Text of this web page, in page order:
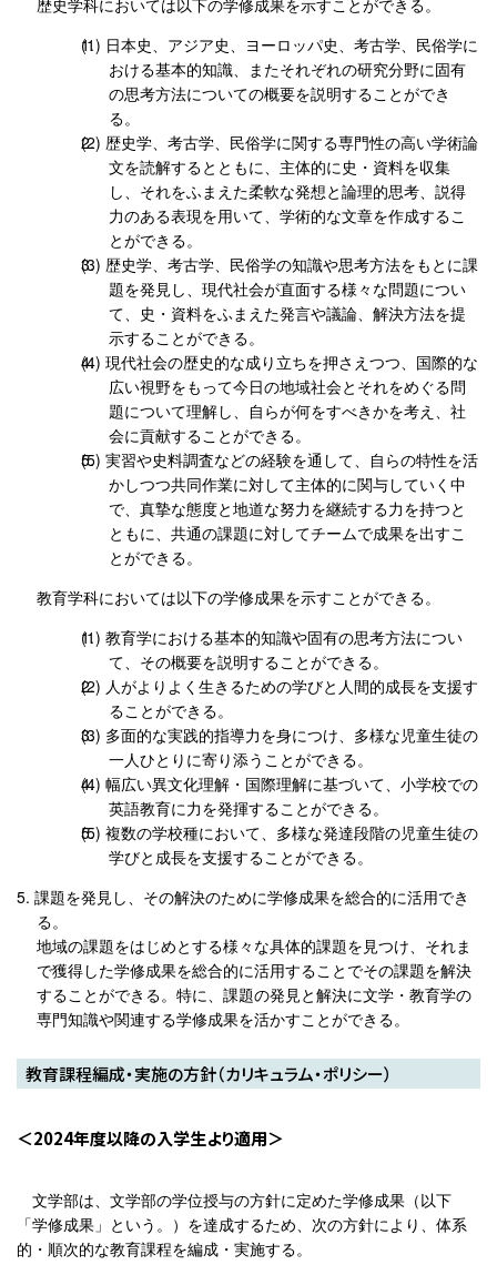
日本史、アジア史、ヨーロッパ史、考古学、民俗学に
おける基本的知識、またそれぞれの研究分野に固有
の思考方法についての概要を説明することができ
る。
歴史学、考古学、民俗学に関する専門性の高い学術論
文を読解するとともに、主体的に史・資料を収集
し、それをふまえた柔軟な発想と論理的思考、説得
力のある表現を用いて、学術的な文章を作成するこ
とができる。
歴史学、考古学、民俗学の知識や思考方法をもとに課
題を発見し、現代社会が直面する様々な問題につい
て、史・資料をふまえた発言や議論、解決方法を提
示することができる。
現代社会の歴史的な成り立ちを押さえつつ、国際的な
広い視野をもって今日の地域社会とそれをめぐる問
題について理解し、自らが何をすべきかを考え、社
会に貢献することができる。
実習や史料調査などの経験を通して、自らの特性を活
かしつつ共同作業に対して主体的に関与していく中
で、真摯な態度と地道な努力を継続する力を持つと
ともに、共通の課題に対してチームで成果を出すこ
とができる。
教育学科においては以下の学修成果を示すことができる。
教育学における基本的知識や固有の思考方法につい
て、その概要を説明することができる。
人がよりよく生きるための学びと人間的成長を支援す
ることができる。
多面的な実践的指導力を身につけ、多様な児童生徒の
一人ひとりに寄り添うことができる。
幅広い異文化理解・国際理解に基づいて、小学校での
英語教育に力を発揮することができる。
複数の学校種において、多様な発達段階の児童生徒の
学びと成長を支援することができる。
課題を発見し、その解決のために学修成果を総合的に活用でき
る。
地域の課題をはじめとする様々な具体的課題を見つけ、それま
で獲得した学修成果を総合的に活用することでその課題を解決
することができる。特に、課題の発見と解決に文学・教育学の
専門知識や関連する学修成果を活かすことができる。
教育課程編成・実施の方針（カリキュラム・ポリシー）
2024年度以降の入学生より適用
文学部は、文学部の学位授与の方針に定めた学修成果（以下
「学修成果」という。）を達成するため、次の方針により、体系
的・順次的な教育課程を編成・実施する。